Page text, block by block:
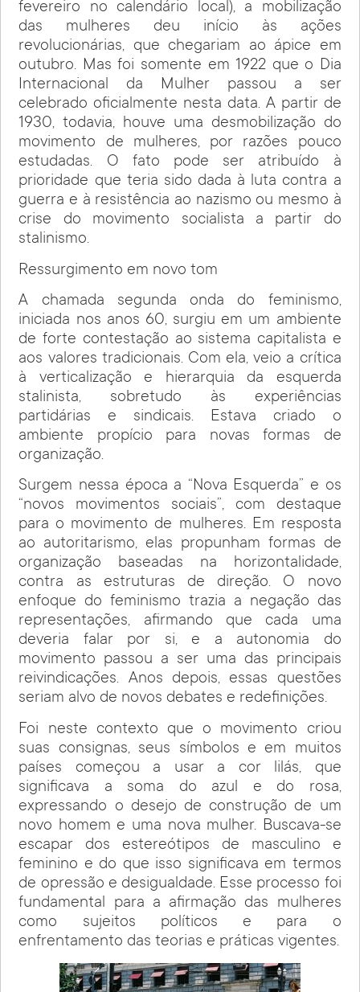
fevereiro no calendário local), a mobilização
das mulheres deu início às ações
revolucionárias, que chegariam ao ápice em
outubro. Mas foi somente em 1922 que o Dia
Internacional da Mulher passou a ser
celebrado oficialmente nesta data. A partir de
1930, todavia, houve uma desmobilização do
movimento de mulheres, por razões pouco
estudadas. O fato pode ser atribuído à
prioridade que teria sido dada à luta contra a
guerra e à resistência ao nazismo ou mesmo à
crise do movimento socialista a partir do
stalinismo.
Ressurgimento em novo tom
A chamada segunda onda do feminismo,
iniciada nos anos 60, surgiu em um ambiente
de forte contestação ao sistema capitalista e
aos valores tradicionais. Com ela, veio a crítica
à verticalização e hierarquia da esquerda
stalinista, sobretudo às experiências
partidárias e sindicais. Estava criado o
ambiente propício para novas formas de
organização.
Surgem nessa época a “Nova Esquerda” e os
“novos movimentos sociais”, com destaque
para o movimento de mulheres. Em resposta
ao autoritarismo, elas propunham formas de
organização baseadas na horizontalidade,
contra as estruturas de direção. O novo
enfoque do feminismo trazia a negação das
representações, afirmando que cada uma
deveria falar por si, e a autonomia do
movimento passou a ser uma das principais
reivindicações. Anos depois, essas questões
seriam alvo de novos debates e redefinições.
Foi neste contexto que o movimento criou
suas consignas, seus símbolos e em muitos
países começou a usar a cor lilás, que
significava a soma do azul e do rosa,
expressando o desejo de construção de um
novo homem e uma nova mulher. Buscava-se
escapar dos estereótipos de masculino e
feminino e do que isso significava em termos
de opressão e desigualdade. Esse processo foi
fundamental para a afirmação das mulheres
como sujeitos políticos e para o
enfrentamento das teorias e práticas vigentes.